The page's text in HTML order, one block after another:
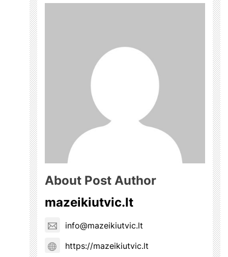
About Post Author
mazeikiutvic.lt
info@mazeikiutvic.lt
https://mazeikiutvic.lt